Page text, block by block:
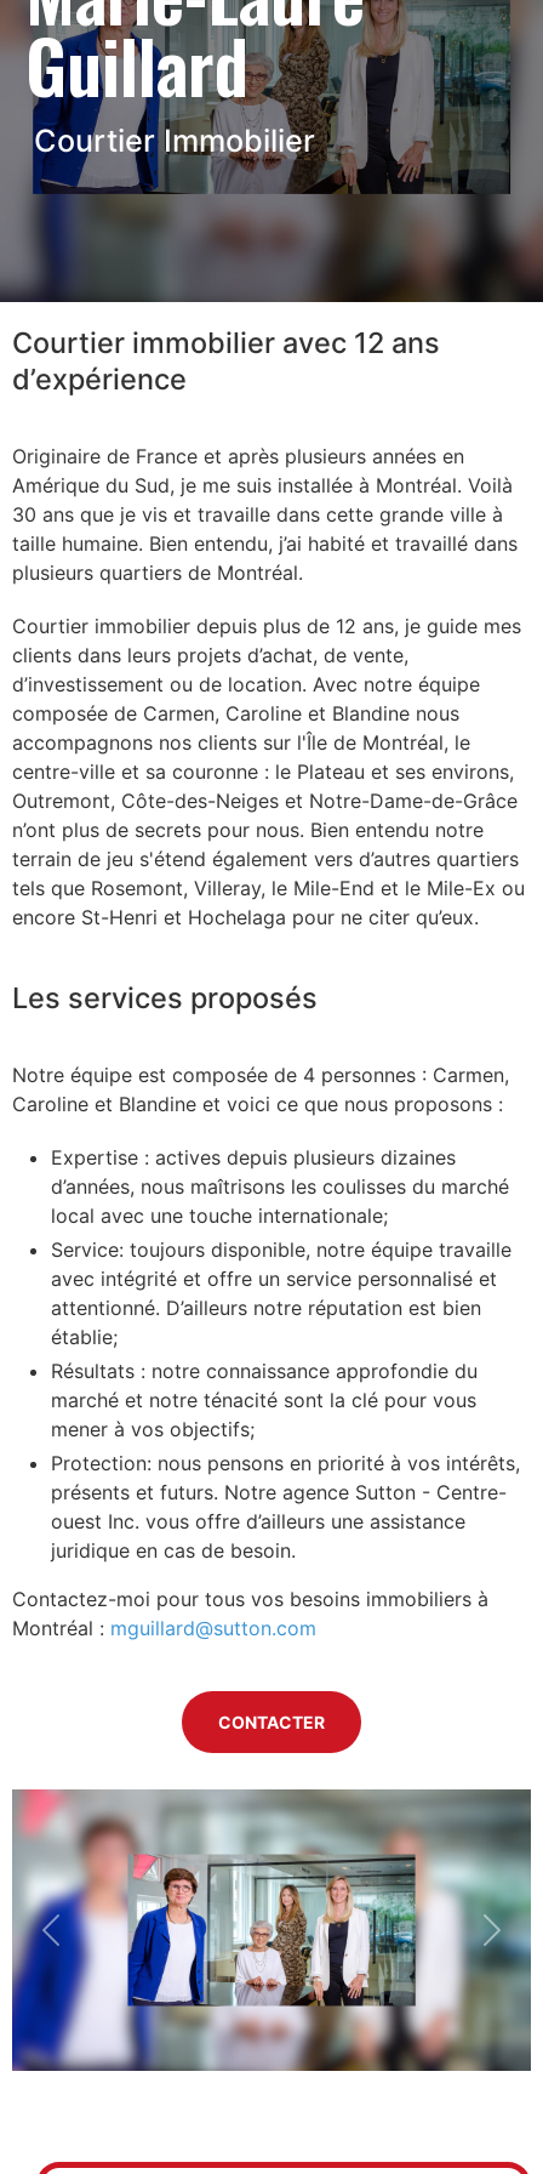
Guillard
Courtier Immobilier
Courtier immobilier avec 12 ans
d’expérience
Originaire de France et après plusieurs années en
Amérique du Sud, je me suis installée à Montréal. Voilà
30 ans que je vis et travaille dans cette grande ville à
taille humaine. Bien entendu, j’ai habité et travaillé dans
plusieurs quartiers de Montréal.
Courtier immobilier depuis plus de 12 ans, je guide mes
clients dans leurs projets d’achat, de vente,
d’investissement ou de location. Avec notre équipe
composée de Carmen, Caroline et Blandine nous
accompagnons nos clients sur l'Île de Montréal, le
centre-ville et sa couronne : le Plateau et ses environs,
Outremont, Côte-des-Neiges et Notre-Dame-de-Grâce
n’ont plus de secrets pour nous. Bien entendu notre
terrain de jeu s'étend également vers d’autres quartiers
tels que Rosemont, Villeray, le Mile-End et le Mile-Ex ou
encore St-Henri et Hochelaga pour ne citer qu’eux.
Les services proposés
Notre équipe est composée de 4 personnes : Carmen,
Caroline et Blandine et voici ce que nous proposons :
Expertise : actives depuis plusieurs dizaines
d’années, nous maîtrisons les coulisses du marché
local avec une touche internationale;
Service: toujours disponible, notre équipe travaille
avec intégrité et offre un service personnalisé et
attentionné. D’ailleurs notre réputation est bien
établie;
Résultats : notre connaissance approfondie du
marché et notre ténacité sont la clé pour vous
mener à vos objectifs;
Protection: nous pensons en priorité à vos intérêts,
présents et futurs. Notre agence Sutton - Centre-
ouest Inc. vous offre d’ailleurs une assistance
juridique en cas de besoin.
Contactez-moi pour tous vos besoins immobiliers à
Montréal : mguillard@sutton.com
CONTACTER
Previous Next